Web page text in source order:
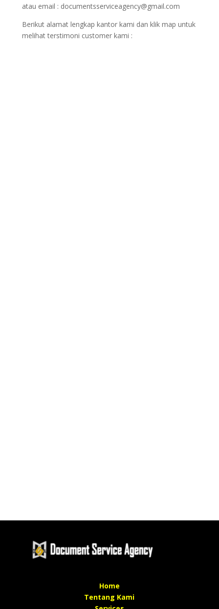
atau email : documentsserviceagency@gmail.com
Berikut alamat lengkap kantor kami dan klik map untuk
melihat terstimoni customer kami :
Home
Tentang Kami